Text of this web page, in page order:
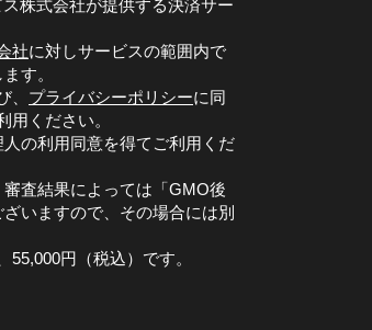
株式会社が提供する決済サー
社に対しサービスの範囲内で
す。
、 プライバシーポリシーに同
ください。
の利用同意を得てご利用くだ
査結果によっては「GMO後
いますので、その場合には別
円（税込）です。